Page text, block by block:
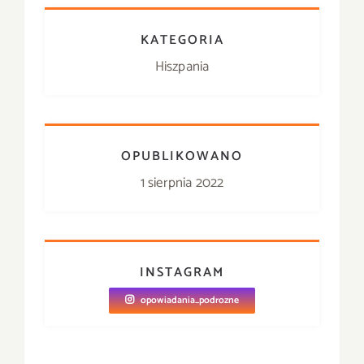
KATEGORIA
Hiszpania
OPUBLIKOWANO
1 sierpnia 2022
INSTAGRAM
opowiadania_podrozne